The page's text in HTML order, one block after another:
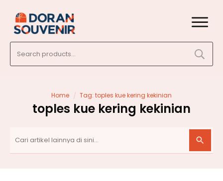
for:
Home / Tag: toples kue kering kekinian
toples kue kering kekinian